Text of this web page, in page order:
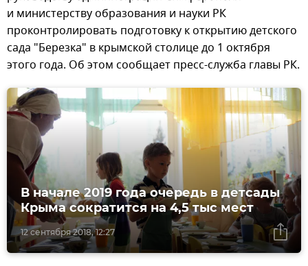
и министерству образования и науки РК
проконтролировать подготовку к открытию детского
сада "Березка" в крымской столице до 1 октября
этого года. Об этом сообщает пресс-служба главы РК.
12 сентября 2018, 12:27
В начале 2019 года очередь в детсады
Крыма сократится на 4,5 тыс мест